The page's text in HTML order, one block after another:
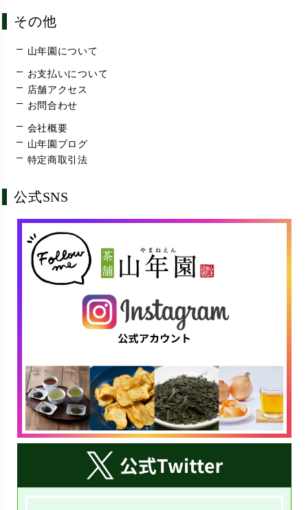
その他
山年園について
お支払いについて
店舗アクセス
お問合わせ
会社概要
山年園ブログ
特定商取引法
公式SNS